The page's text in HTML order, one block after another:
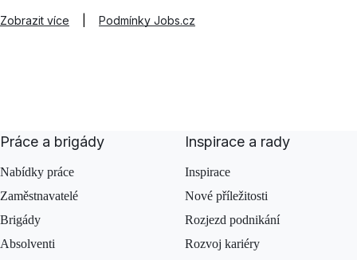
Zobrazit více Podmínky Jobs.cz
Práce a brigády
Nabídky práce
Zaměstnavatelé
Brigády
Absolventi
Inspirace a rady
Inspirace
Nové příležitosti
Rozjezd podnikání
Rozvoj kariéry